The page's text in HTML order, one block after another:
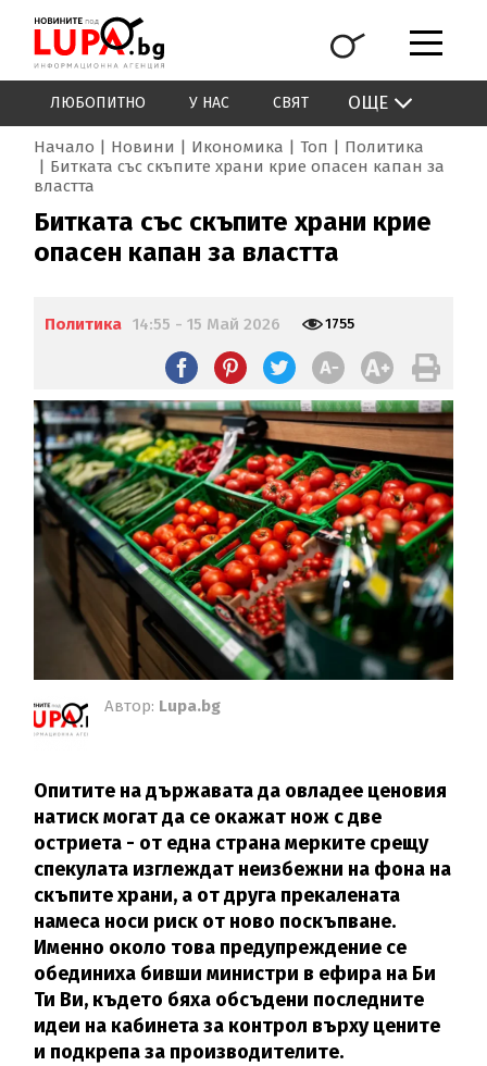
ЛЮБОПИТНО У НАС СВЯТ ОЩЕ
Начало Новини Икономика Топ
Политика
Битката със скъпите храни крие опасен капан за
властта
Битката със скъпите храни крие
опасен капан за властта
Политика 14:55 - 15 Май 2026 1755
Автор: Lupa.bg
Опитите на държавата да овладее ценовия
натиск могат да се окажат нож с две
остриета - от една страна мерките срещу
спекулата изглеждат неизбежни на фона на
скъпите храни, а от друга прекалената
намеса носи риск от ново поскъпване.
Именно около това предупреждение се
обединиха бивши министри в ефира на Би
Ти Ви, където бяха обсъдени последните
идеи на кабинета за контрол върху цените
и подкрепа за производителите.